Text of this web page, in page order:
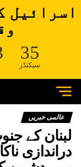
اسرائیل
35
سیکنڈز
عالمی خبریں
لبنان کے
دراندازی